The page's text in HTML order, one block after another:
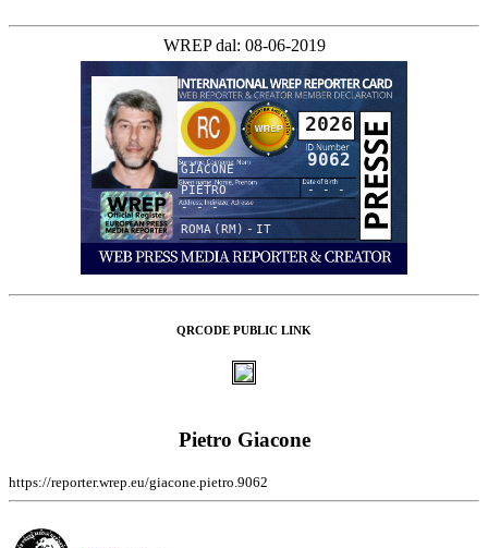
WREP dal: 08-06-2019
2026
9062
GIACONE
PIETRO
- - -
- - -
ROMA (RM) - IT
QRCODE PUBLIC LINK
Pietro Giacone
https://reporter.wrep.eu/giacone.pietro.9062